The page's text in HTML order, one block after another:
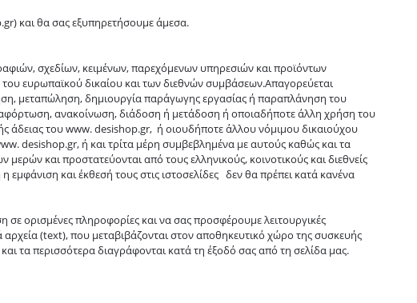
και θα σας εξυπηρετήσουμε άμεσα.
σχεδίων, κειμένων, παρεχόμενων υπηρεσιών και προϊόντων
του ευρωπαϊκού δικαίου και των διεθνών συμβάσεων.Απαγορεύεται
μεταπώληση, δημιουργία παράγωγης εργασίας ή παραπλάνηση του
ανακοίνωση, διάδοση ή μετάδοση ή οποιαδήποτε άλλη χρήση του
άδειας του www. desishop.gr, ή οιουδήποτε άλλου νόμιμου δικαιούχου
desishop.gr, ή και τρίτα μέρη συμβεβλημένα με αυτούς καθώς και τα
και προστατεύονται από τους ελληνικούς, κοινοτικούς και διεθνείς
και έκθεσή τους στις ιστοσελίδες δεν θα πρέπει κατά κανένα
ορισμένες πληροφορίες και να σας προσφέρουμε λειτουργικές
(text), που μεταβιβάζονται στον αποθηκευτικό χώρο της συσκευής
τα περισσότερα διαγράφονται κατά τη έξοδό σας από τη σελίδα μας.